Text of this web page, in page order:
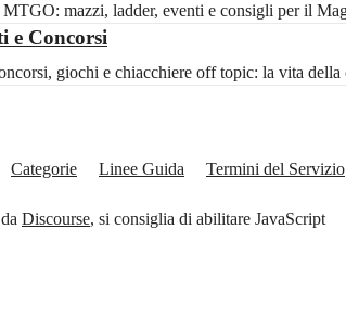
mazzi, ladder, eventi e consigli per il
e Concorsi
giochi e chiacchiere off topic: la vita
Categorie Linee Guida Termini del Servizio
Discourse, si consiglia di abilitare JavaScript